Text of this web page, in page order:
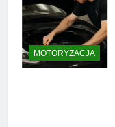
MOTORYZACJA